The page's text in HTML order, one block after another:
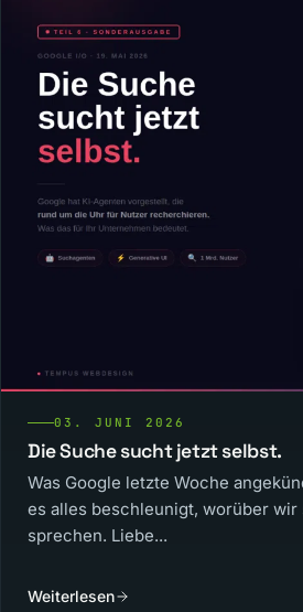
03. JUNI 2026
Die Suche sucht jetzt selbst.
Was Google letzte Woche
es alles beschleunigt, worüber wir
sprechen. Liebe...
Weiterlesen